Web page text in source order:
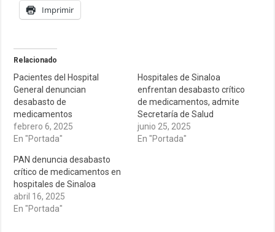
Imprimir
Relacionado
Pacientes del Hospital
General denuncian
desabasto de
medicamentos
febrero 6, 2025
En "Portada"
Hospitales de Sinaloa
enfrentan desabasto crítico
de medicamentos, admite
Secretaría de Salud
junio 25, 2025
En "Portada"
PAN denuncia desabasto
crítico de medicamentos en
hospitales de Sinaloa
abril 16, 2025
En "Portada"